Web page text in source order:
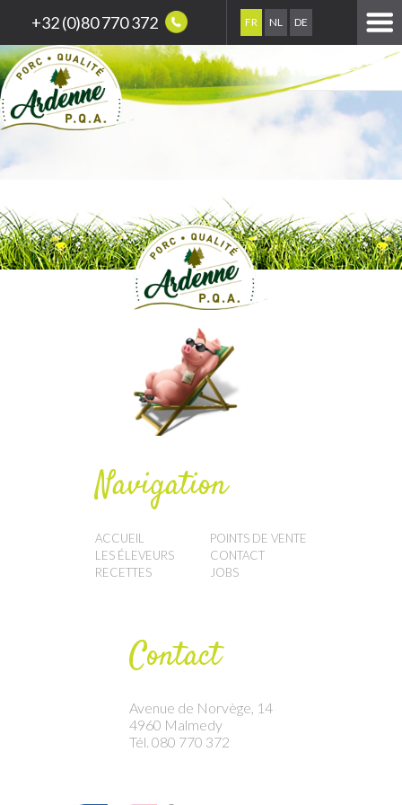
+32 (0)80 770 372 FR NL DE
Navigation
ACCUEIL
LES ÉLEVEURS
RECETTES
POINTS DE VENTE
CONTACT
JOBS
Contact
Avenue de Norvège, 14
4960 Malmedy
Tél. 080 770 372